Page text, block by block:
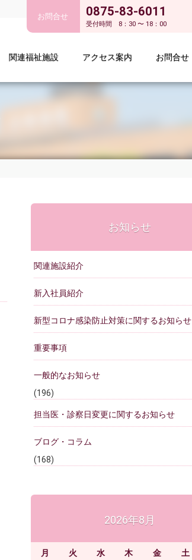
お問合せ 0875-83-6011
受付時間 8：30 〜 18：00
関連福祉施設 アクセス案内 お問合せ
お知らせ
関連施設紹介
新入社員紹介
新型コロナ感染防止対策に関するお知らせ
重要事項
一般的なお知らせ
(196)
担当医・診察日変更に関するお知らせ
ブログ・コラム
(168)
2026年8月
月 火 水 木 金 土